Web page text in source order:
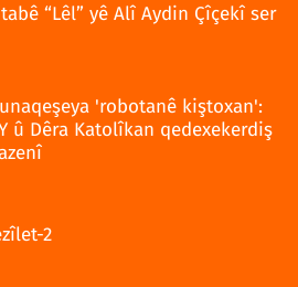
“Lêl” yê Alî Aydin Çîçekî ser
'robotanê kiştoxan':
û Dêra Katolîkan qedexekerdiş
2